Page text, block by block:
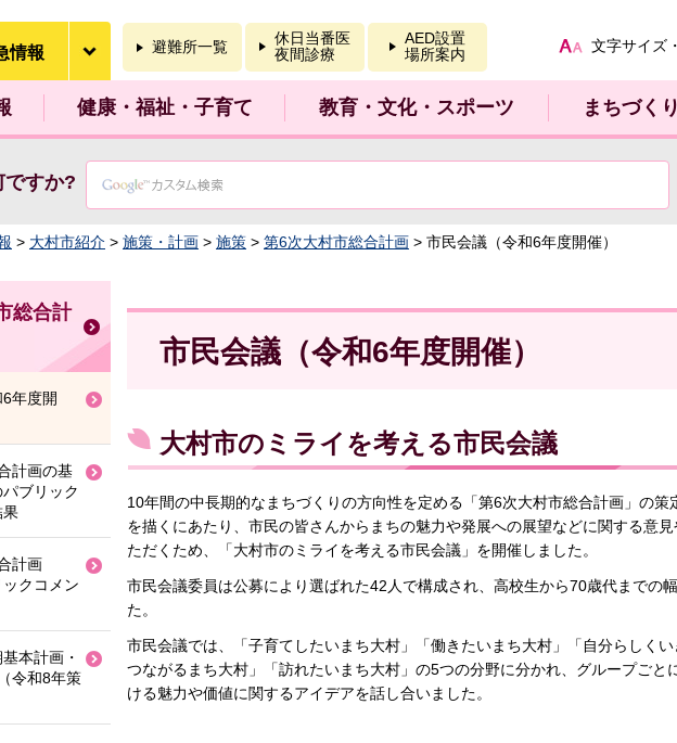
情報 避難所一覧
休日当番医
夜間診療
AED設置
場所案内
文字サイズ
健康・福祉・子育て 教育・文化・スポーツ まちづく
ですか?
> 大村市紹介 > 施策・計画 > 施策 > 第6次大村市総合計画 > 市民会議（令和6年度開催）
市民会議（令和6年度開催）
大村市のミライを考える市民会議
10年間の中長期的なまちづくりの方向性を定める「第6次大村市総合計画」の策
を描くにあたり、市民の皆さんからまちの魅力や発展への展望などに関する意
ただくため、「大村市のミライを考える市民会議」を開催しました。
市民会議委員は公募により選ばれた42人で構成され、高校生から70歳代までの
た。
市民会議では、「子育てしたいまち大村」「働きたいまち大村」「自分らしく
つながるまち大村」「訪れたいまち大村」の5つの分野に分かれ、グループごと
ける魅力や価値に関するアイデアを話し合いました。
総合計
年度開
計画の基
ブリック
果
計画
ックコメン
本計画・
令和8年策